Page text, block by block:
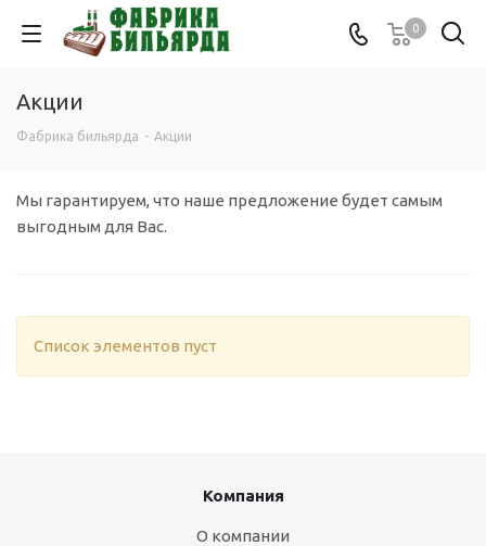
0
Акции
Фабрика бильярда - Акции
Мы гарантируем, что наше предложение будет самым
выгодным для Вас.
Список элементов пуст
Компания
О компании